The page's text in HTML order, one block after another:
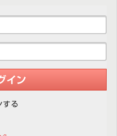
イン
する